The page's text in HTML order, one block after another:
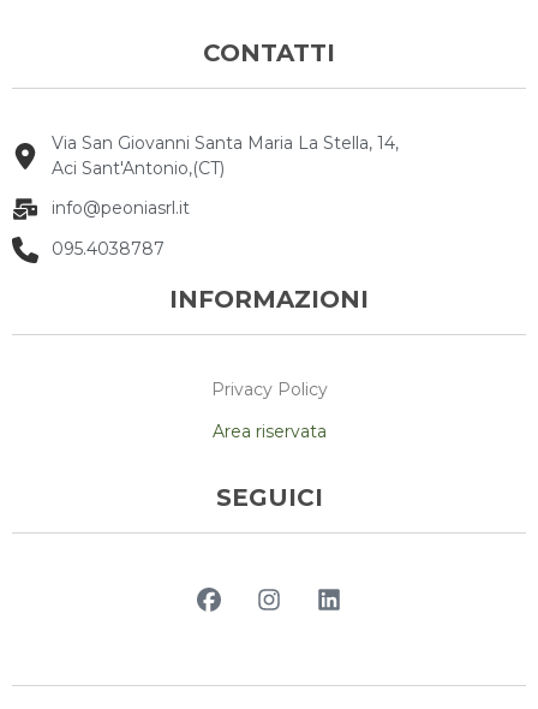
CONTATTI
Via San Giovanni Santa Maria La Stella, 14,
Aci Sant'Antonio,(CT)
info@peoniasrl.it
095.4038787
INFORMAZIONI
Privacy Policy
Area riservata
SEGUICI